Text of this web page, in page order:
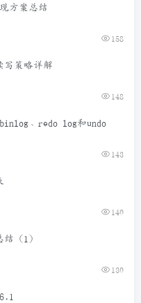
方案总结
158
写策略详解
148
、redo log和undo
143
140
结（1）
130